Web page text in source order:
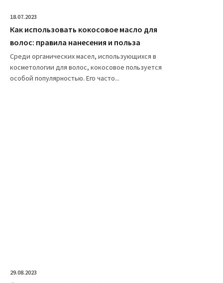
18.07.2023
Как использовать кокосовое масло для
волос: правила нанесения и польза
Среди органических масел, использующихся в
косметологии для волос, кокосовое пользуется
особой популярностью. Его часто...
29.08.2023